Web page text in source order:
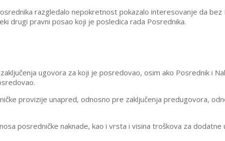
razgledalo nepokretnost pokazalo interesovanje da
drugi pravni posao koji je posledica rada Posrednika.
ugovora za koji je posredovao, osim ako Posrednik i
provizije unapred, odnosno pre zaključenja predugovora,
posredničke naknade, kao i vrsta i visina troškova za